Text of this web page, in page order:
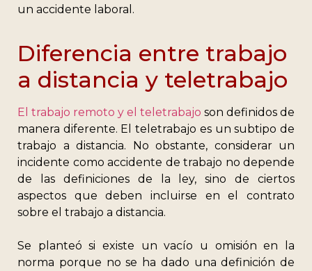
un accidente laboral.
Diferencia entre trabajo
a distancia y teletrabajo
El trabajo remoto y el teletrabajo son definidos de
manera diferente. El teletrabajo es un subtipo de
trabajo a distancia. No obstante, considerar un
incidente como accidente de trabajo no depende
de las definiciones de la ley, sino de ciertos
aspectos que deben incluirse en el contrato
sobre el trabajo a distancia.
Se planteó si existe un vacío u omisión en la
norma porque no se ha dado una definición de